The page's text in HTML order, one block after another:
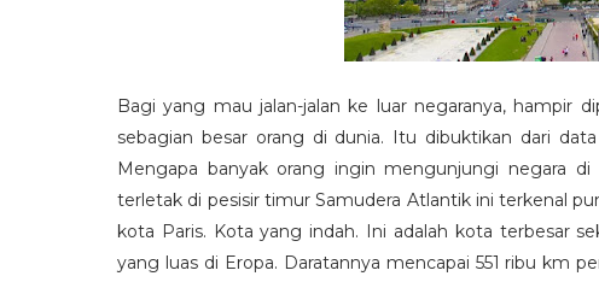
Bagi yang mau jalan-jalan ke luar negaranya, hampir
sebagian besar orang di dunia. Itu dibuktikan dari
Mengapa banyak orang ingin mengunjungi negara
terletak di pesisir timur Samudera Atlantik ini terkenal
kota Paris. Kota yang indah. Ini adalah kota terbesar
yang luas di Eropa. Daratannya mencapai 551 ribu km